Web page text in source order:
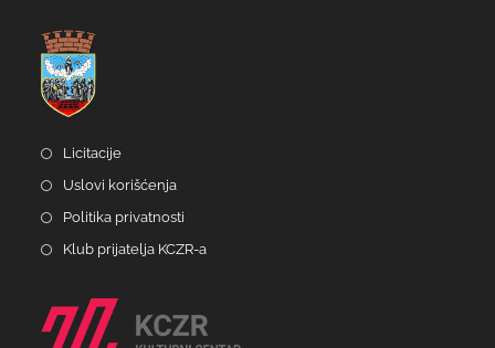
Licitacije
Uslovi korišćenja
Politika privatnosti
Klub prijatelja KCZR-a